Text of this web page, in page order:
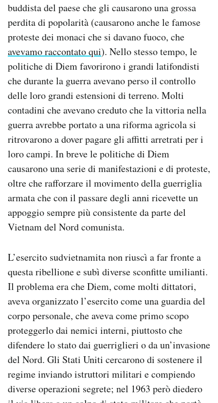
buddista del paese che gli causarono una grossa
perdita di popolarità (causarono anche le famose
proteste dei monaci che si davano fuoco, che
avevamo raccontato qui). Nello stesso tempo, le
politiche di Diem favorirono i grandi latifondisti
che durante la guerra avevano perso il controllo
delle loro grandi estensioni di terreno. Molti
contadini che avevano creduto che la vittoria nella
guerra avrebbe portato a una riforma agricola si
ritrovarono a dover pagare gli affitti arretrati per i
loro campi. In breve le politiche di Diem
causarono una serie di manifestazioni e di proteste,
oltre che rafforzare il movimento della guerriglia
armata che con il passare degli anni ricevette un
appoggio sempre più consistente da parte del
Vietnam del Nord comunista.
L’esercito sudvietnamita non riuscì a far fronte a
questa ribellione e subì diverse sconfitte umilianti.
Il problema era che Diem, come molti dittatori,
aveva organizzato l’esercito come una guardia del
corpo personale, che aveva come primo scopo
proteggerlo dai nemici interni, piuttosto che
difendere lo stato dai guerriglieri o da un’invasione
del Nord. Gli Stati Uniti cercarono di sostenere il
regime inviando istruttori militari e compiendo
diverse operazioni segrete; nel 1963 però diedero